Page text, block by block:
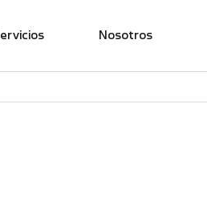
Nosotros